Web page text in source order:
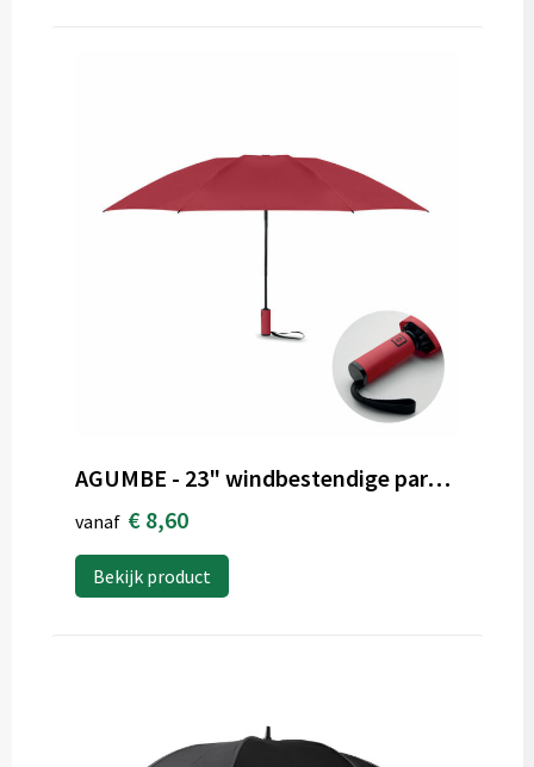
AGUMBE - 23" windbestendige paraplu
vanaf € 8,60
Bekijk product